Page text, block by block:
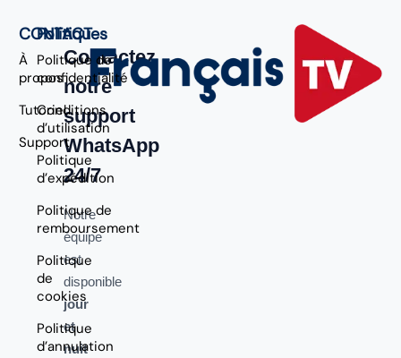
CONTACT
À
propos
Tutoriel
Support
Politiques
Politique de
confidentialité
Conditions
d’utilisation
Politique
d’expédition
Politique de
remboursement
Politique
de
cookies
Politique
d’annulation
Contactez
notre
support
WhatsApp
24/7
Notre
équipe
est
disponible
jour
et
nuit